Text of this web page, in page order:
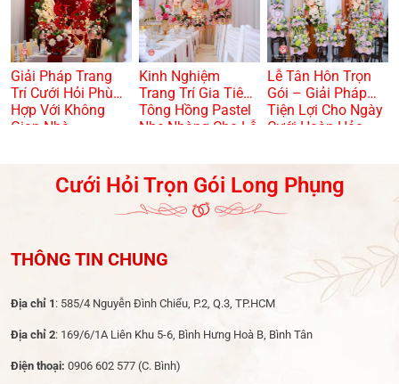
Giải Pháp Trang
Trí Cưới Hỏi Phù
Hợp Với Không
Gian Nhà
Kinh Nghiệm
Trang Trí Gia Tiên
Tông Hồng Pastel
Nhẹ Nhàng Cho Lễ
Lễ Tân Hôn Trọn
Gói – Giải Pháp
Tiện Lợi Cho Ngày
Cưới Hoàn Hảo
Cưới Hỏi Trọn Gói Long Phụng
THÔNG TIN CHUNG
Địa chỉ 1 : 585/4 Nguyễn Đình Chiểu, P.2, Q.3, TP.HCM
Địa chỉ 2: 169/6/1A Liên Khu 5-6, Bình Hưng Hoà B, Bình Tân
Điện thoại: 0906 602 577 (C. Bình)